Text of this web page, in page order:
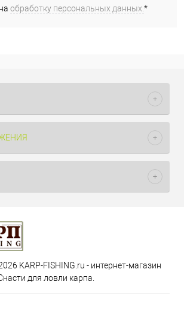
обработку персональных данных.*
KARP-FISHING.ru - интернет-магазин
для ловли карпа.